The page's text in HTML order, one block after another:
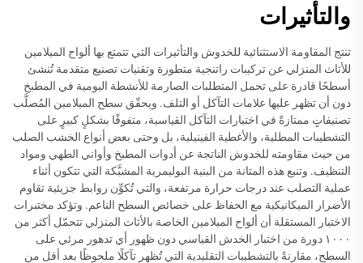
والتأثيرات
تنتج المقاومة الاستثنائية للخدوش والتأثيرات التي تتمتع بها ألواح الميلامين
للأثاث المنزلي عن تركيبات راتنجية متطورة وتقنيات تصنيع متقدمة تُنشئ
أسطحًا قادرة على تحمل المتطلبات الصارمة للأنشطة اليومية في المطبخ
دون أن تظهر عليها علامات التآكل أو التلف. ويحقّق سطح الميلامين المُصلَّب
تصنيفاتٍ ممتازةً في اختبارات التآكل القياسية، متفوقًا بشكلٍ كبيرٍ على
التشطيبات المطلية، والأغطية الفينيلية، بل وحتى بعض أنواع الخشب الصلب
من حيث مقاومته للخدوش الناتجة عن أدوات المطبخ وأواني الطهي ومواد
التنظيف. وتنبع هذه المتانة من البنية البوليمرية المشبَّكة التي تتكون أثناء
عملية التصلب عند درجات حرارة مرتفعة، والتي تُكوِّن روابط جزيئية تقاوم
الأضرار الميكانيكية مع الحفاظ على خصائص السطح الناعم. وتؤكد مختبرات
الاختبار المستقلة أن ألواح الميلامين الخاصة بالأثاث المنزلي تتحمّل أكثر من
١٠٠٠ دورة من اختبار الخدش القياسي دون ظهور أي تدهور مرئي على
السطح، مقارنةً بالتشطيبات التقليدية التي تُظهر تآكلًا ملحوظًا بعد أقل من